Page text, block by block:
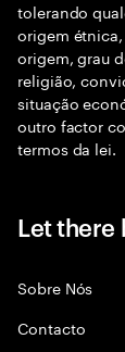
tolerando
origem
origem, grau
religião,
situação
outro factor
termos da lei.
Let there
Sobre Nós
Contacto